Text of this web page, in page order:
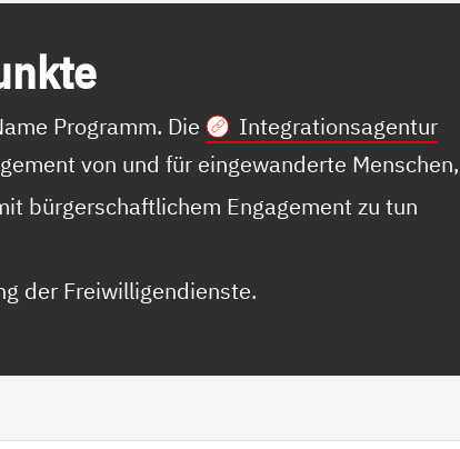
Programm. Die
Integrationsagentur
von und für eingewanderte Menschen,
bürgerschaftlichem Engagement zu tun
der Freiwilligendienste.